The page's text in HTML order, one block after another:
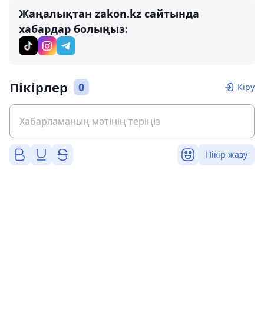
Жаңалықтан zakon.kz сайтында
хабардар болыңыз:
Пікірлер 0 Кіру
Пікір жазу